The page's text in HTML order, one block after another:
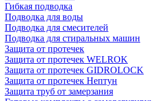
Гибкая подводка
Подводка для воды
Подводка для смесителей
Подводка для стиральных машин
Защита от протечек
Защита от протечек WELROK
Защита от протечек GIDROLOCK
Защита от протечек Нептун
Защита труб от замерзания